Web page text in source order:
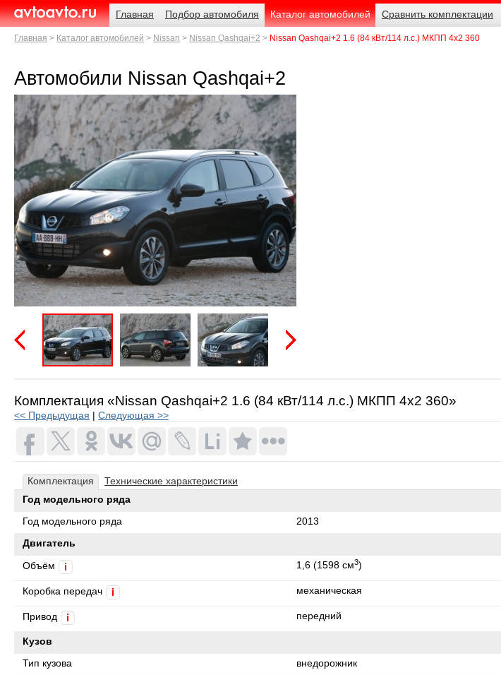
AvtoAvto.ru
Навигация
Главная
Подбор автомобиля Каталог автомобилей Сравнить комплектации
Родительские
страницы
Главная Каталог автомобилей Nissan Nissan Qashqai+2 Nissan Qashqai+2 1.6 (84 кВт/114 л.с.) МКПП 4x2 360
Автомобили Nissan Qashqai+2
Комплектация «Nissan Qashqai+2 1.6 (84 кВт/114 л.с.) МКПП 4x2 360»
<< Предыдущая Следующая >>
Комплектация
Технические характеристики
Год модельного ряда
Год модельного ряда 2013
Двигатель
Объём 1,6 (1598 см3)
Коробка передач механическая
Привод передний
Кузов
Тип кузова внедорожник
Примечания